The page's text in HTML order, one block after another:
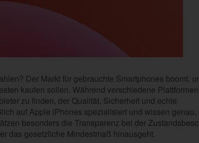
Der Markt für gebrauchte Smartphones boomt,
kaufen sollen. Während verschiedene
zu finden, der Qualität, Sicherheit und echte
auf Apple iPhones spezialisiert und wissen genau,
besonders die Transparenz bei der
das gesetzliche Mindestmaß hinausgeht.